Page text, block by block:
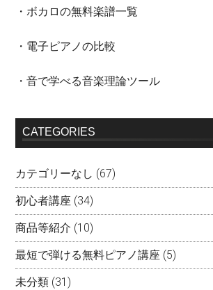
・ボカロの無料楽譜一覧
・電子ピアノの比較
・音で学べる音楽理論ツール
CATEGORIES
カテゴリーなし (67)
初心者講座 (34)
商品等紹介 (10)
最短で弾ける無料ピアノ講座 (5)
未分類 (31)